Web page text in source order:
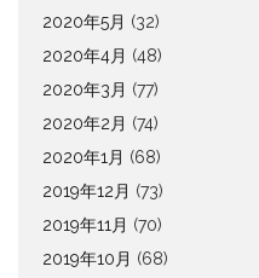
2020年5月 (32)
2020年4月 (48)
2020年3月 (77)
2020年2月 (74)
2020年1月 (68)
2019年12月 (73)
2019年11月 (70)
2019年10月 (68)